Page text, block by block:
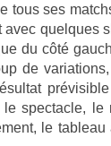
tous ses
avec quel­ques
du côté
de
le spec­tacle, le
le